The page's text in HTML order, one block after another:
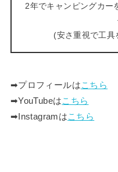
2年でキャンピングカー
(安さ重視で工具
➡︎プロフィールはこちら
➡︎YouTubeはこちら
➡︎Instagramはこちら